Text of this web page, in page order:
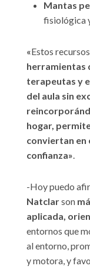
Mantas
fisiológica
«Estos
herramientas
terapeutas y
del aula sin
hogar,
conviertan en
confianza».
-Hoy puedo
Natclarson
aplicada,
entornos que
al entorno,
y motora, y